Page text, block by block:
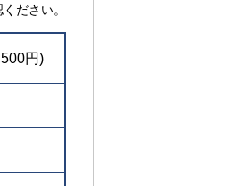
ださい。
円)